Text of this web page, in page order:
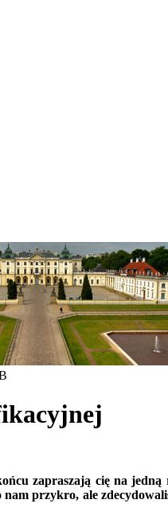
zapraszają cię na
przykro, ale